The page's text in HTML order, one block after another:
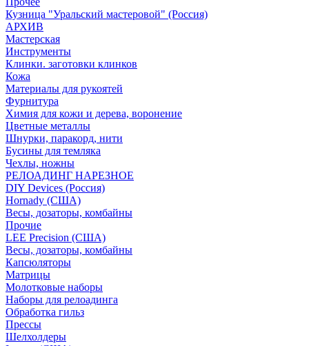
Кузница "Уральский мастеровой" (Россия)
АРХИВ
Мастерская
Инструменты
Клинки. заготовки клинков
Кожа
Материалы для рукоятей
Фурнитура
Химия для кожи и дерева, воронение
Цветные металлы
Шнурки, паракорд, нити
Бусины для темляка
Чехлы, ножны
РЕЛОАДИНГ НАРЕЗНОЕ
DIY Devices (Россия)
Hornady (США)
Весы, дозаторы, комбайны
Прочие
LEE Precision (США)
Весы, дозаторы, комбайны
Капсюляторы
Матрицы
Молотковые наборы
Наборы для релоадинга
Обработка гильз
Преcсы
Шелхолдеры